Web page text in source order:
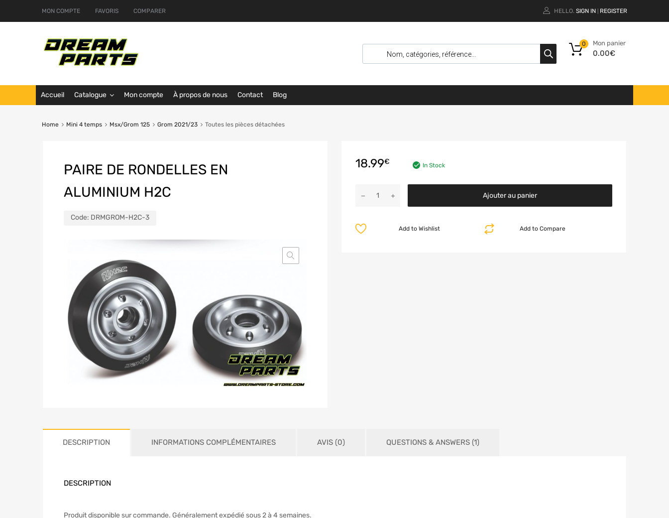
MON COMPTE FAVORIS COMPARER HELLO. SIGN IN REGISTER
Mon panier
0.00€
0
Accueil Catalogue Mon compte À propos de nous Contact Blog
Home Mini 4 temps Msx/Grom 125 Grom 2021/23 Toutes les pièces détachées
PAIRE DE RONDELLES EN
ALUMINIUM H2C
Code: DRMGROM-H2C-3
18.99€ In Stock
Ajouter au panier
Add to Compare
Add to Wishlist
DESCRIPTION INFORMATIONS COMPLÉMENTAIRES AVIS (0) QUESTIONS & ANSWERS (1)
DESCRIPTION
Produit disponible sur commande. Généralement expédié sous 2 à 4 semaines.